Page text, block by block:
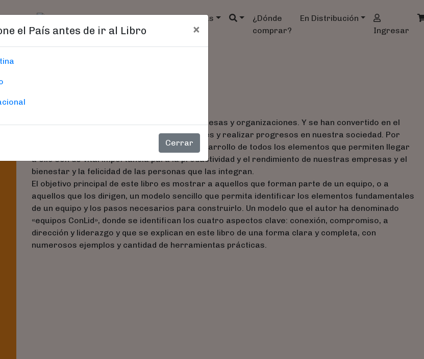
Agendas
¿Dónde
comprar?
En Distribución
Ingresar
el País antes de ir al Libro ×
Cerrar
Los equipos son la fuerza motriz de las empresas y organizaciones. Y se han convertido en el
elemento clave para lograr transformaciones y realizar progresos en nuestra sociedad. Por
tanto, la construcción de los equipos y el desarrollo de todos los elementos que permiten llegar
a ello son de vital importancia para la productividad y el rendimiento de nuestras empresas y el
bienestar y la felicidad de las personas que las integran.
El objetivo principal de este libro es mostrar a aquellos que forman parte de un equipo, o a
aquellos que los dirigen, un modelo sencillo que permita identificar los elementos fundamentales
de un equipo y los pasos necesarios para construirlo. Un modelo que el autor ha denominado
«equipos ConLid», donde se identifican los cuatro aspectos clave: conexión, compromiso, a
dirección y liderazgo y que se explican en este libro de una forma clara y completa, con
numerosos ejemplos y cantidad de herramientas prácticas.